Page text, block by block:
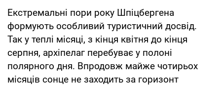
Екстремальні пори року Шпіцбергена
формують особливий туристичний досвід.
Так у теплі місяці, з кінця квітня до кінця
серпня, архіпелаг перебуває у полоні
полярного дня. Впродовж майже чотирьох
місяців сонце не заходить за горизонт